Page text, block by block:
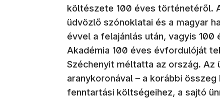
költészete 100 éves történetéről.
üdvözlő szónoklatai és a magyar
évvel a felajánlás után, vagyis
Akadémia 100 éves évfordulóját
Széchenyit méltatta az ország. Az
aranykoronával – a korábbi
fenntartási költségeihez, a sajtó